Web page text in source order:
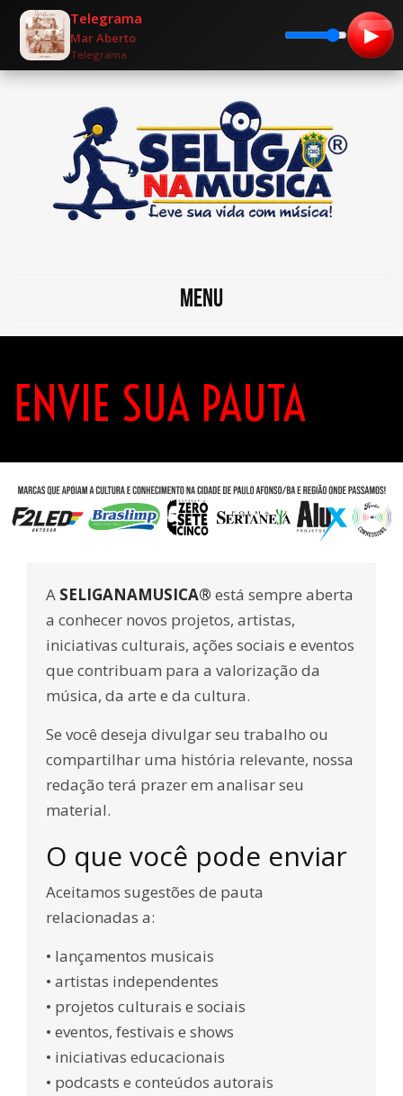
Telegrama
Mar Aberto
Telegrama
▶
MENU
ENVIE SUA PAUTA
A SELIGANAMUSICA® está sempre aberta
a conhecer novos projetos, artistas,
iniciativas culturais, ações sociais e eventos
que contribuam para a valorização da
música, da arte e da cultura.
Se você deseja divulgar seu trabalho ou
compartilhar uma história relevante, nossa
redação terá prazer em analisar seu
material.
O que você pode enviar
Aceitamos sugestões de pauta
relacionadas a:
• lançamentos musicais
• artistas independentes
• projetos culturais e sociais
• eventos, festivais e shows
• iniciativas educacionais
• podcasts e conteúdos autorais